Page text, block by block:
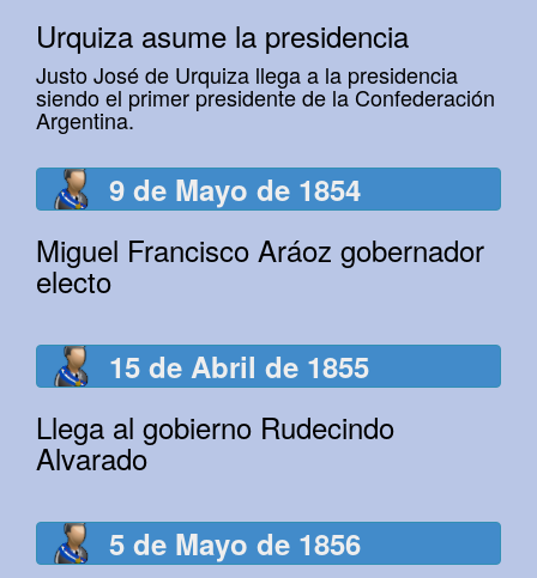
Urquiza asume la presidencia
Justo José de Urquiza llega a la presidencia
siendo el primer presidente de la Confederación
Argentina.
9 de Mayo de 1854
Miguel Francisco Aráoz gobernador
electo
15 de Abril de 1855
Llega al gobierno Rudecindo
Alvarado
5 de Mayo de 1856